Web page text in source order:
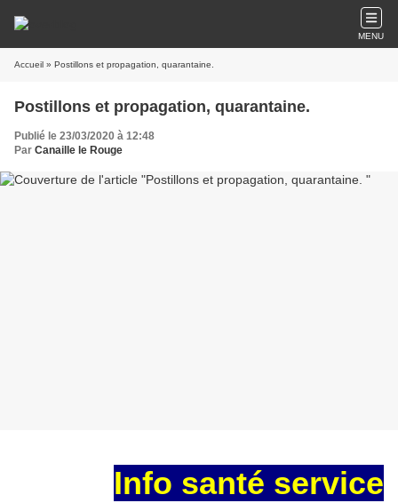
MENU
Accueil » Postillons et propagation, quarantaine.
Postillons et propagation, quarantaine.
Publié le 23/03/2020 à 12:48
Par Canaille le Rouge
Info santé service